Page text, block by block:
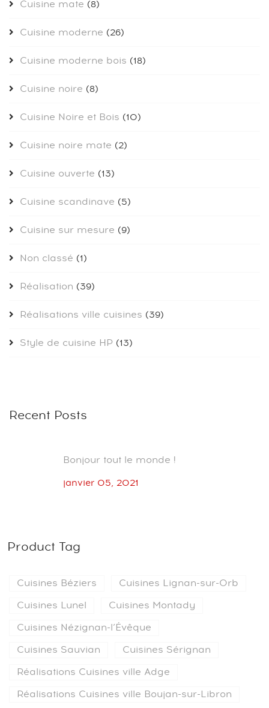
Cuisine mate (8)
Cuisine moderne (26)
Cuisine moderne bois (18)
Cuisine noire (8)
Cuisine Noire et Bois (10)
Cuisine noire mate (2)
Cuisine ouverte (13)
Cuisine scandinave (5)
Cuisine sur mesure (9)
Non classé (1)
Réalisation (39)
Réalisations ville cuisines (39)
Style de cuisine HP (13)
Recent Posts
Bonjour tout le monde !
janvier 05, 2021
Product Tag
Cuisines Béziers
Cuisines Lignan-sur-Orb
Cuisines Lunel
Cuisines Montady
Cuisines Nézignan-l’Évêque
Cuisines Sauvian
Cuisines Sérignan
Réalisations Cuisines ville Adge
Réalisations Cuisines ville Boujan-sur-Libron